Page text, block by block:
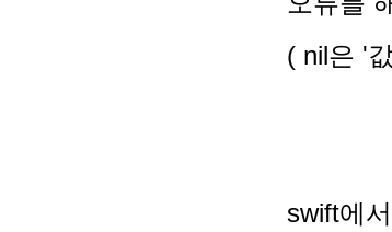
( nil은 '
swift에